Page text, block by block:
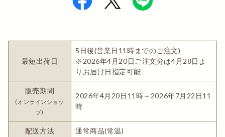
最短出荷日
5日後(営業日11時までのご注文)
※2026年4月20日ご注文分は4月28日よ
りお届け日指定可能
販売期間
(オンラインショッ
プ)
2026年4月20日11時～2026年7月22日11
時
配送方法 通常商品(常温)